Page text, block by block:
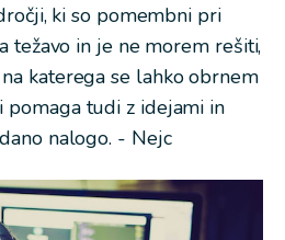
ki so pomembni pri
težavo in je ne morem rešiti,
katerega se lahko obrnem
pomaga tudi z idejami in
nalogo. - Nejc